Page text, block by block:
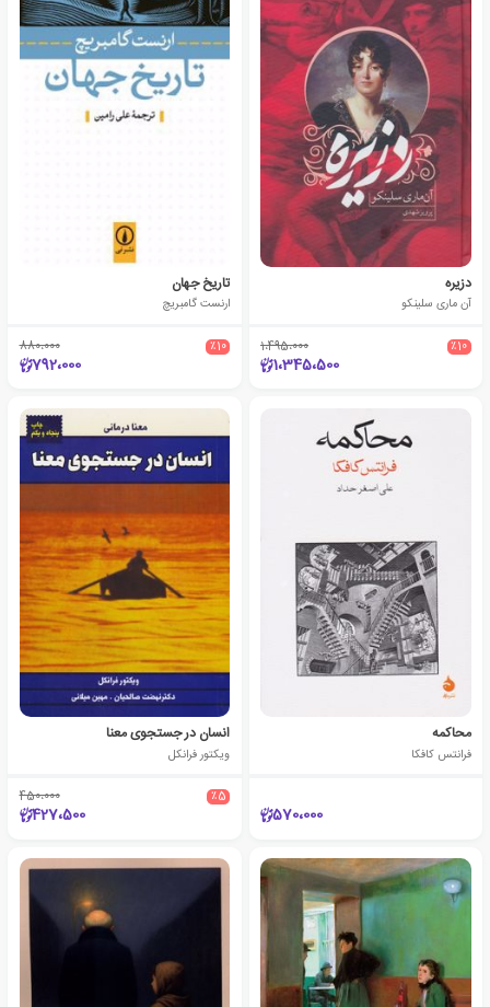
دزیره
آن ماری سلینکو
٪10 1،495،000
1،345،500
تاریخ جهان
ارنست گامبریچ
٪10 880،000
792،000
محاکمه
فرانتس کافکا
570،000
انسان در جستجوی معنا
ویکتور فرانکل
٪5 450،000
427،500